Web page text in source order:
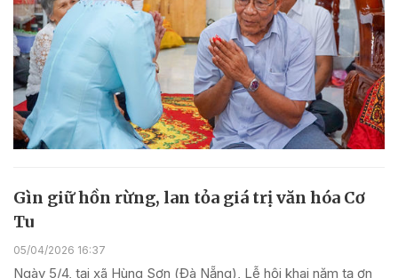
Gìn giữ hồn rừng, lan tỏa giá trị văn hóa Cơ
Tu
05/04/2026 16:37
Ngày 5/4, tại xã Hùng Sơn (Đà Nẵng), Lễ hội khai năm tạ ơn